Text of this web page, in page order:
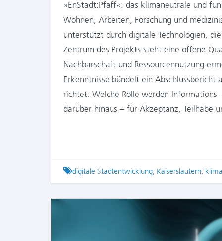
»EnStadt:Pfaff«: das klimaneutrale und
Wohnen, Arbeiten, Forschung und
unterstützt durch digitale Technologien,
Zentrum des Projekts steht eine offene
Nachbarschaft und Ressourcennutzung
Erkenntnisse bündelt ein Abschlussbericht
richtet: Welche Rolle werden
darüber hinaus – für Akzeptanz, Teilhabe
Tagged
digitale Stadtentwicklung, Kaiserslautern,